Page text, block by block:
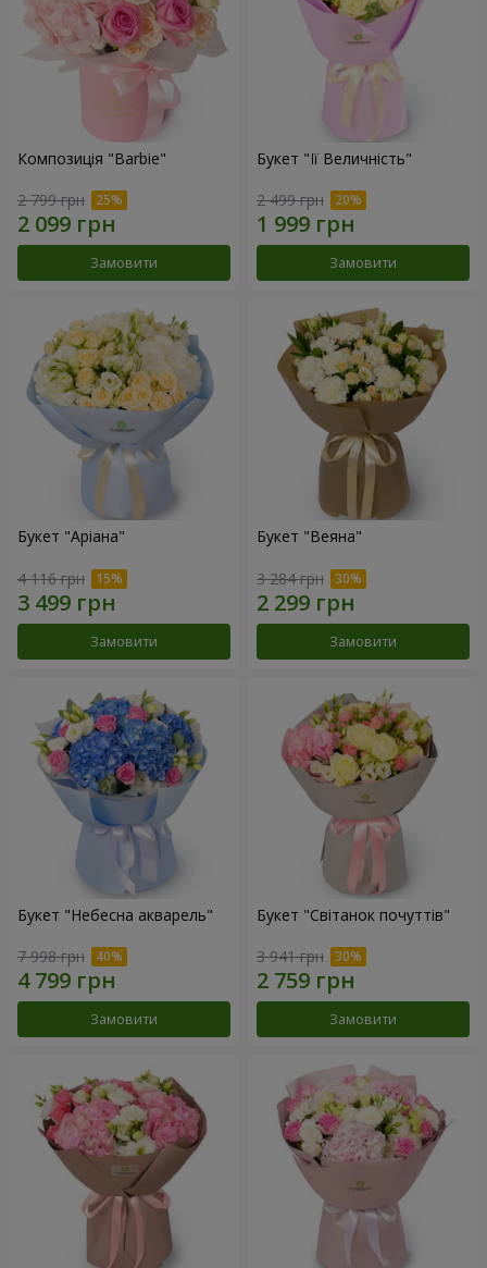
Композиція "Barbie"
2 799 грн
Замовити
Букет "Її Величність"
2 499 грн
Замовити
Букет "Аріана"
4 116 грн
Замовити
Букет "Веяна"
3 284 грн
Замовити
Букет "Небесна акварель"
7 998 грн
Замовити
Букет "Світанок почуттів"
3 941 грн
Замовити